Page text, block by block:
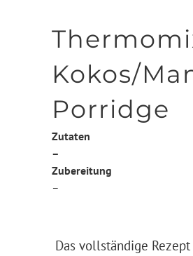
Kokos/
Porridge
Zutaten
–
Zubereitung
–
Das vollständige